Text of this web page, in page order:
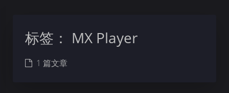
标签： MX Player
1 篇文章